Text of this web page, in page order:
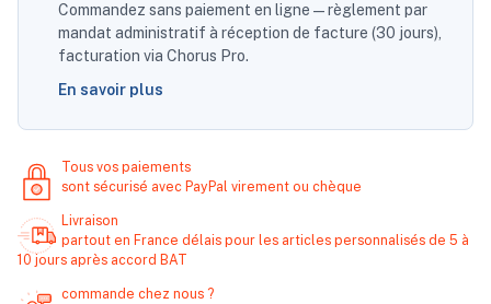
Commandez sans paiement en ligne — règlement par
mandat administratif à réception de facture (30 jours),
facturation via Chorus Pro.
En savoir plus
Tous vos paiements
sont sécurisé avec PayPal virement ou chèque
Livraison
partout en France délais pour les articles personnalisés de 5 à
10 jours après accord BAT
commande chez nous ?